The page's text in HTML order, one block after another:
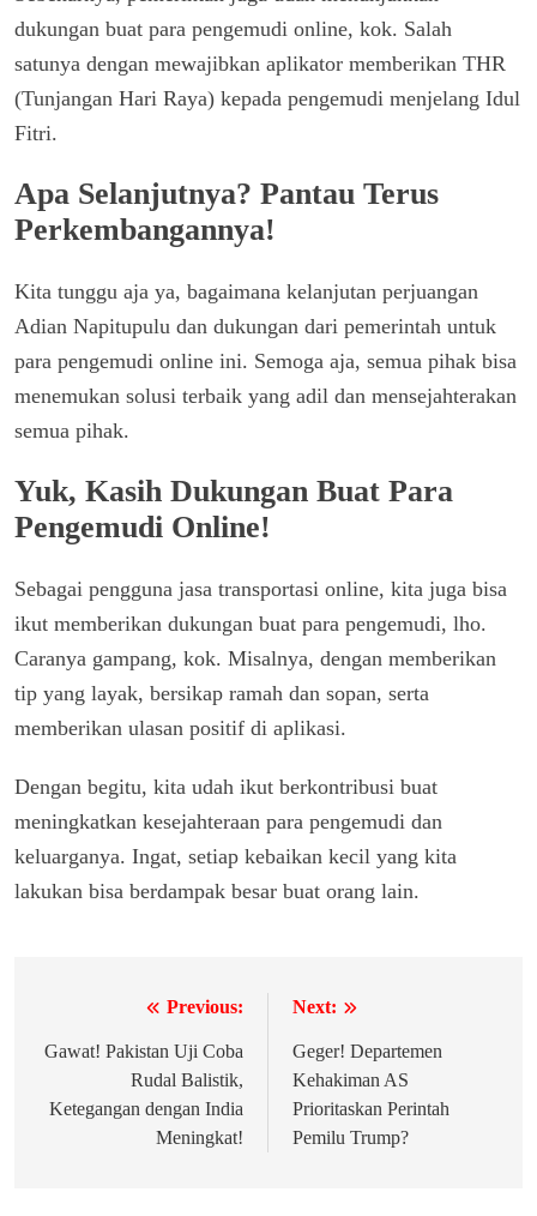
dukungan buat para pengemudi online, kok. Salah
satunya dengan mewajibkan aplikator memberikan THR
(Tunjangan Hari Raya) kepada pengemudi menjelang Idul
Fitri.
Apa Selanjutnya? Pantau Terus
Perkembangannya!
Kita tunggu aja ya, bagaimana kelanjutan perjuangan
Adian Napitupulu dan dukungan dari pemerintah untuk
para pengemudi online ini. Semoga aja, semua pihak bisa
menemukan solusi terbaik yang adil dan mensejahterakan
semua pihak.
Yuk, Kasih Dukungan Buat Para
Pengemudi Online!
Sebagai pengguna jasa transportasi online, kita juga bisa
ikut memberikan dukungan buat para pengemudi, lho.
Caranya gampang, kok. Misalnya, dengan memberikan
tip yang layak, bersikap ramah dan sopan, serta
memberikan ulasan positif di aplikasi.
Dengan begitu, kita udah ikut berkontribusi buat
meningkatkan kesejahteraan para pengemudi dan
keluarganya. Ingat, setiap kebaikan kecil yang kita
lakukan bisa berdampak besar buat orang lain.
pos
Previous:
Gawat! Pakistan Uji Coba
Rudal Balistik,
Ketegangan dengan India
Meningkat!
Next:
Geger! Departemen
Kehakiman AS
Prioritaskan Perintah
Pemilu Trump?